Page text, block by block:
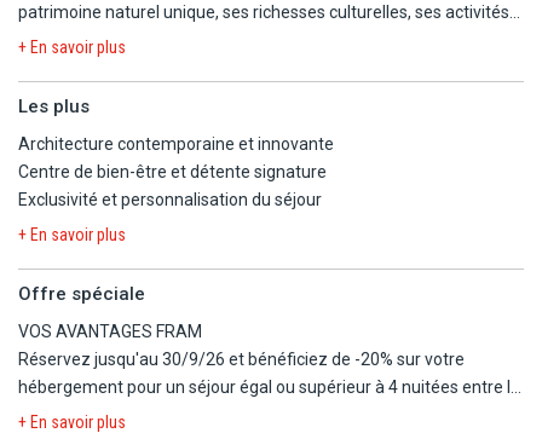
patrimoine naturel unique, ses richesses culturelles, ses activités
nautiques, et sa vie nocturne effervescente, l'île vous promet une
naturels de Tamadaba et Pilancones, véritables joyaux de l'île. Ces
6000 hectares d'écosystèmes fragiles, alternant hauts plateaux et
vallées profondes, abritent une biodiversité étonnante. Avec 46%
de son territoire classé Réserve de la Biosphère par l'UNESCO, la
de randonnée. Ne manquez pas les spectaculaires dunes de
Une richesse culturelle à ne pas manquer. La capitale Las Palmas
regorge de trésors culturels : musées, églises, basilique et
charmantes ruelles à l'architecture coloniale, notamment dans le
+ En savoir plus
Les plus
Architecture contemporaine et innovante
Centre de bien-être et détente signature
Exclusivité et personnalisation du séjour
+ En savoir plus
Offre spéciale
VOS AVANTAGES FRAM
Réservez jusqu'au 30/9/26 et bénéficiez de -20% sur votre
hébergement pour un séjour égal ou supérieur à 4 nuitées entre le
1/11/26 et le 30/4/27.
+ En savoir plus